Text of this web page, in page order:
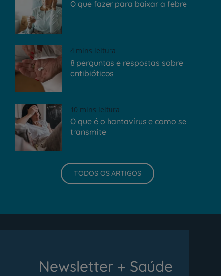
O que fazer para baixar a febre
4 mins leitura
8 perguntas e respostas sobre
antibióticos
10 mins leitura
O que é o hantavírus e como se
transmite
TODOS OS ARTIGOS
Newsletter + Saúde